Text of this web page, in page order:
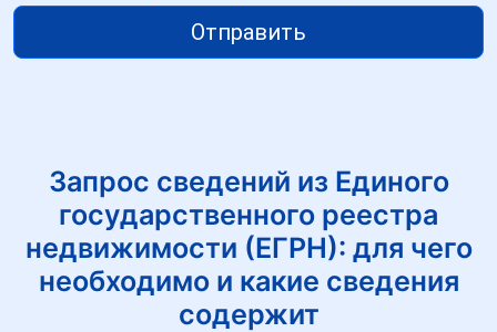
Отправить
Запрос сведений из Единого
государственного реестра
недвижимости (ЕГРН): для чего
необходимо и какие сведения
содержит